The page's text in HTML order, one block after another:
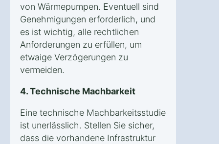
von Wärmepumpen. Eventuell sind
Genehmigungen erforderlich, und
es ist wichtig, alle rechtlichen
Anforderungen zu erfüllen, um
etwaige Verzögerungen zu
vermeiden.
4. Technische Machbarkeit
Eine technische Machbarkeitsstudie
ist unerlässlich. Stellen Sie sicher,
dass die vorhandene Infrastruktur